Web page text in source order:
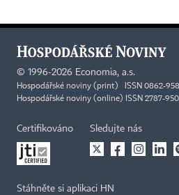
© 1996-2026 Economia, a.s.
Hospodářské noviny (print) ISSN 0862-
Hospodářské noviny (online) ISSN 2787-
Certifikováno Sledujte nás
Stáhněte si aplikaci HN